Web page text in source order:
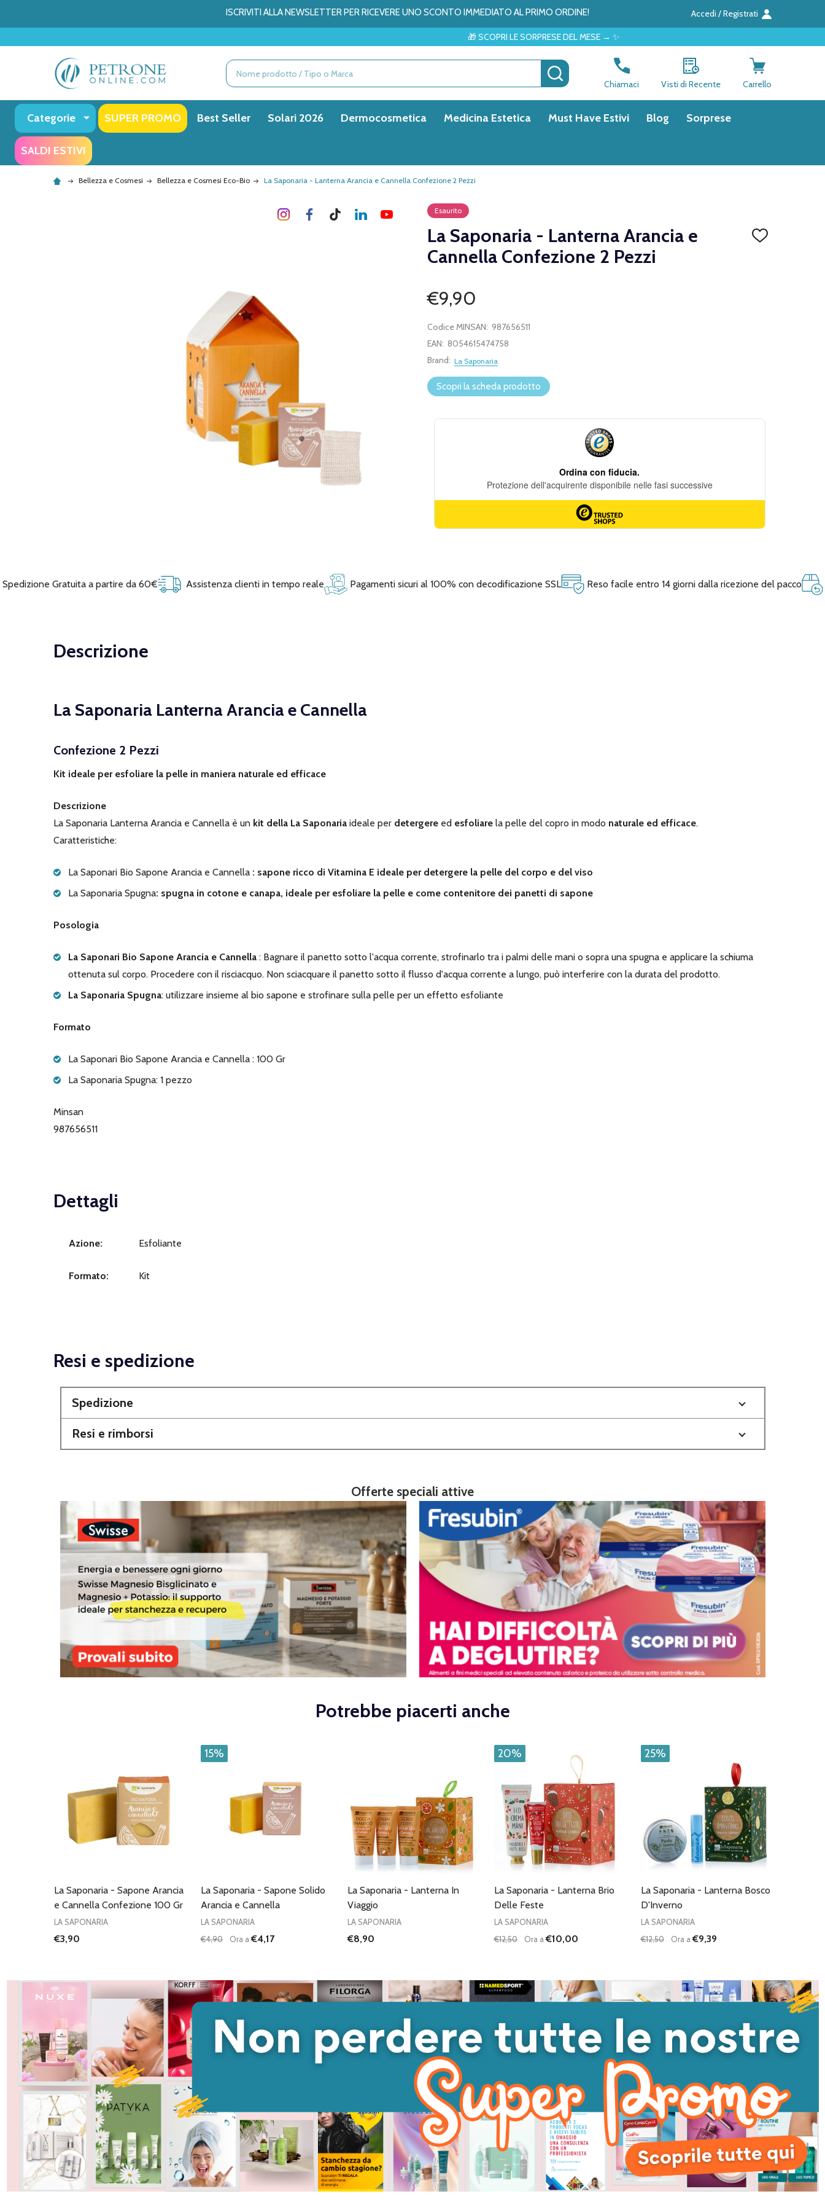
ISCRIVITI ALLA NEWSLETTER PER RICEVERE UNO SCONTO IMMEDIATO AL PRIMO ORDINE! Accedi / Registrati
🎁 SCOPRI LE SORPRESE DEL MESE → ✨
Ricerca CERCA
Chiamaci Visti di Recente Carrello
Categorie SUPER PROMO Best Seller Solari 2026 Dermocosmetica Medicina Estetica Must Have Estivi Blog Sorprese
SALDI ESTIVI
Bellezza e Cosmesi Bellezza e Cosmesi Eco-Bio La Saponaria - Lanterna Arancia e Cannella Confezione 2 Pezzi
Esaurito
La Saponaria - Lanterna Arancia e
Cannella Confezione 2 Pezzi
AGGIUNGI
€9,90
Codice MINSAN: 987656511
EAN: 8054615474758
Brand: La Saponaria
Scopri la scheda prodotto
Spedizione Gratuita a partire da 60€ Assistenza clienti in tempo reale Pagamenti sicuri al 100% con decodificazione SSL Reso facile entro 14 giorni dalla ricezione del pacco
Descrizione
La Saponaria Lanterna Arancia e Cannella
Confezione 2 Pezzi
Kit ideale per esfoliare la pelle in maniera naturale ed efficace
Descrizione
La Saponaria Lanterna Arancia e Cannella è un kit della La Saponaria ideale per detergere ed esfoliare la pelle del copro in modo naturale ed efficace.
Caratteristiche:
La Saponari Bio Sapone Arancia e Cannella : sapone ricco di Vitamina E ideale per detergere la pelle del corpo e del viso
La Saponaria Spugna: spugna in cotone e canapa, ideale per esfoliare la pelle e come contenitore dei panetti di sapone
Posologia
La Saponari Bio Sapone Arancia e Cannella : Bagnare il panetto sotto l'acqua corrente, strofinarlo tra i palmi delle mani o sopra una spugna e applicare la schiuma
ottenuta sul corpo. Procedere con il risciacquo. Non sciacquare il panetto sotto il flusso d'acqua corrente a lungo, può interferire con la durata del prodotto.
La Saponaria Spugna: utilizzare insieme al bio sapone e strofinare sulla pelle per un effetto esfoliante
Formato
La Saponari Bio Sapone Arancia e Cannella : 100 Gr
La Saponaria Spugna: 1 pezzo
Minsan
987656511
Dettagli
Azione: Esfoliante
Formato: Kit
Resi e spedizione
Spedizione
Resi e rimborsi
Offerte speciali attive
Potrebbe piacerti anche
La Saponaria - Sapone Arancia
e Cannella Confezione 100 Gr
LA SAPONARIA
€3,90
15%
La Saponaria - Sapone Solido
Arancia e Cannella
LA SAPONARIA
€4,90
Ora a€4,17
La Saponaria - Lanterna In
Viaggio
LA SAPONARIA
€8,90
20%
La Saponaria - Lanterna Brio
Delle Feste
LA SAPONARIA
€12,50
Ora a€10,00
25%
La Saponaria - Lanterna Bosco
D'Inverno
LA SAPONARIA
€12,50
Ora a€9,39